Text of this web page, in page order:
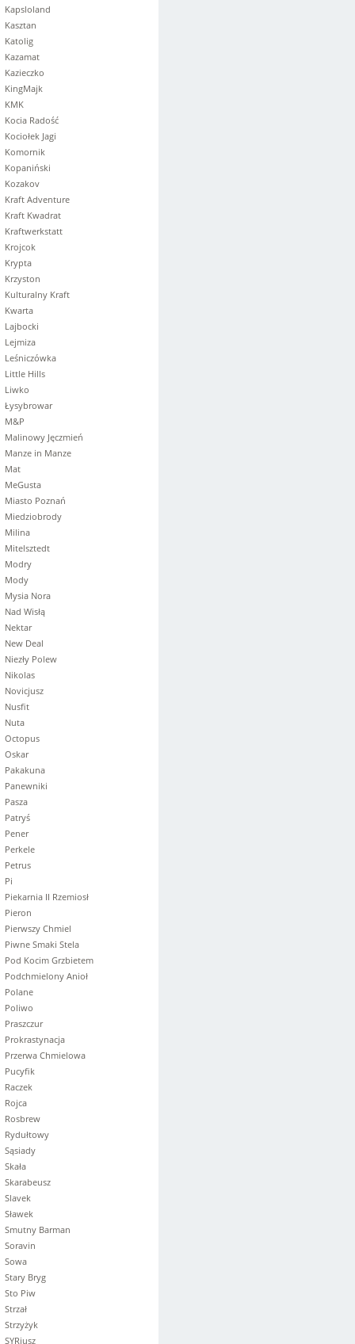
Kapsloland
Kasztan
Katolig
Kazamat
Kazieczko
KingMajk
KMK
Kocia Radość
Kociołek Jagi
Komornik
Kopaniński
Kozakov
Kraft Adventure
Kraft Kwadrat
Kraftwerkstatt
Krojcok
Krypta
Krzyston
Kulturalny Kraft
Kwarta
Lajbocki
Lejmiza
Leśniczówka
Little Hills
Liwko
Łysybrowar
M&P
Malinowy Jęczmień
Manze in Manze
Mat
MeGusta
Miasto Poznań
Miedziobrody
Milina
Mitelsztedt
Modry
Mody
Mysia Nora
Nad Wisłą
Nektar
New Deal
Niezły Polew
Nikolas
Novicjusz
Nusfit
Nuta
Octopus
Oskar
Pakakuna
Panewniki
Pasza
Patryś
Pener
Perkele
Petrus
Pi
Piekarnia II Rzemiosł
Pieron
Pierwszy Chmiel
Piwne Smaki Stela
Pod Kocim Grzbietem
Podchmielony Anioł
Polane
Poliwo
Praszczur
Prokrastynacja
Przerwa Chmielowa
Pucyfik
Raczek
Rojca
Rosbrew
Rydułtowy
Sąsiady
Skała
Skarabeusz
Slavek
Sławek
Smutny Barman
Soravin
Sowa
Stary Bryg
Sto Piw
Strzał
Strzyżyk
SYRiusz